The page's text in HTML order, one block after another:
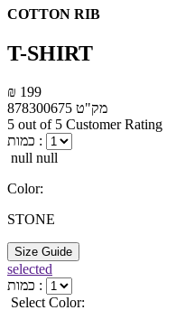
COTTON RIB
T-SHIRT
₪ 199
מק"ט 878300675
5 out of 5 Customer Rating
כמות :
null null
Color:
STONE
Size Guide
selected
כמות :
Select Color: